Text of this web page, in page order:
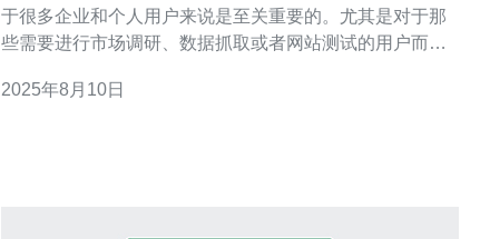
于很多企业和个人用户来说是至关重要的。尤其是对于那
些需要进行市场调研、数据抓取或者网站测试的用户而
要。本文将为您提供2019年在Google Cloud
2025年8月10日